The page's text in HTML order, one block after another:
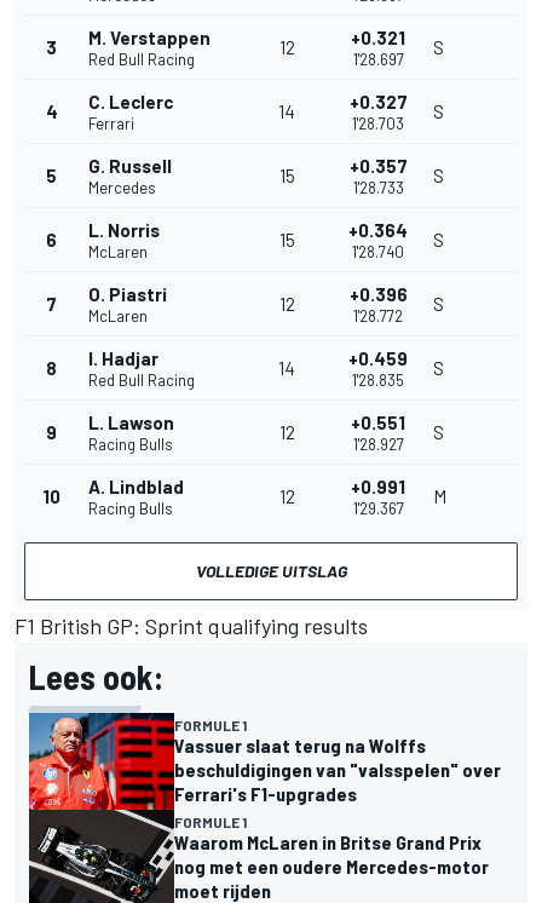
3 M. Verstappen
Red Bull Racing
12 +0.321
1'28.697
S
4 C. Leclerc
Ferrari
14 +0.327
1'28.703
S
5 G. Russell
Mercedes
15 +0.357
1'28.733
S
6 L. Norris
McLaren
15 +0.364
1'28.740
S
7 O. Piastri
McLaren
12 +0.396
1'28.772
S
8 I. Hadjar
Red Bull Racing
14 +0.459
1'28.835
S
9 L. Lawson
Racing Bulls
12 +0.551
1'28.927
S
10 A. Lindblad
Racing Bulls
12 +0.991
1'29.367
M
VOLLEDIGE UITSLAG
F1 British GP: Sprint qualifying results
Lees ook:
FORMULE 1
Vassuer slaat terug na Wolffs
beschuldigingen van "valsspelen" over
Ferrari's F1-upgrades
FORMULE 1
Waarom McLaren in Britse Grand Prix
nog met een oudere Mercedes-motor
moet rijden